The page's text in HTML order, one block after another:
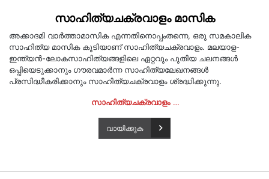
സാഹിത്യചക്രവാളം മാസിക
അക്കാദമി വാർത്താമാസിക എന്നതിനൊപ്പംതന്നെ, ഒരു സമകാലിക
സാഹിത്യ മാസിക കൂടിയാണ് സാഹിത്യചക്രവാളം. മലയാള-
ഇന്ത്യൻ-ലോകസാഹിത്യങ്ങളിലെ ഏറ്റവും പുതിയ ചലനങ്ങൾ
ഒപ്പിയെടുക്കാനും ഗൗരവമാർന്ന സാഹിത്യലേഖനങ്ങൾ
പ്രസിദ്ധീകരിക്കാനും സാഹിത്യചക്രവാളം ശ്രദ്ധിക്കുന്നു.
സാഹിത്യചക്രവാളം …
വായിക്കുക